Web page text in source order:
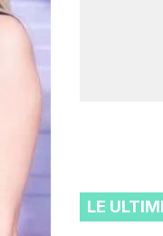
LE